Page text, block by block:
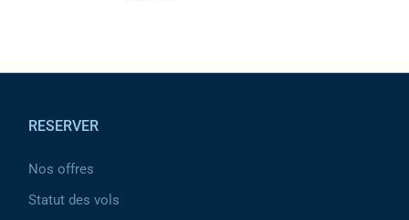
RESERVER
Nos offres
Statut des vols